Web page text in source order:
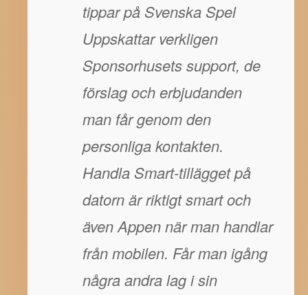
tippar på Svenska Spel
Uppskattar verkligen
Sponsorhusets support, de
förslag och erbjudanden
man får genom den
personliga kontakten.
Handla Smart-tillägget på
datorn är riktigt smart och
även Appen när man handlar
från mobilen. Får man igång
några andra lag i sin